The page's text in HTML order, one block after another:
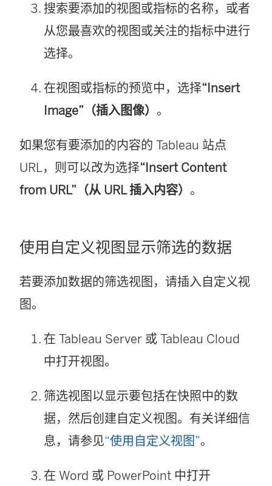
搜索要添加的视图或指标的名称，或者
从您最喜欢的视图或关注的指标中进行
选择。
在视图或指标的预览中，选择“Insert
Image”（插入图像） 。
如果您有要添加的内容的 Tableau 站点
URL，则可以改为选择“Insert Content
from URL”（从 URL 插入内容） 。
使用自定义视图显示筛选的数据
若要添加数据的筛选视图，请插入自定义视
图。
在 Tableau Server 或 Tableau Cloud
中打开视图。
筛选视图以显示要包括在快照中的数
据，然后创建自定义视图。有关详细信
息，请参见“使用自定义视图”。
在 Word 或 PowerPoint 中打开